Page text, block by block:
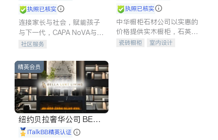
执照已核实
连接家长与社会，赋能孩子
与下一代，CAPA NoVA与您
携手建设包容、公平、充满
社区服务
执照已核实
中华橱柜石材公司以实惠的
价格提供实木橱柜，石英石
台面，多种优质不锈钢水
瓷砖橱柜
室内设计
精英会员
纽约贝拉奢华公司 BELL
A LUXE
iTalkBB精英认证